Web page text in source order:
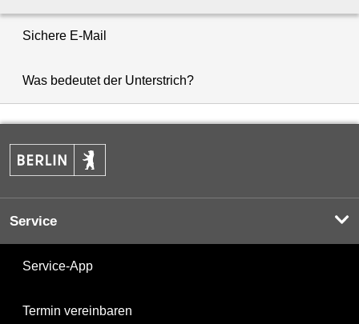
Sichere E-Mail
Was bedeutet der Unterstrich?
Service
Service-App
Termin vereinbaren